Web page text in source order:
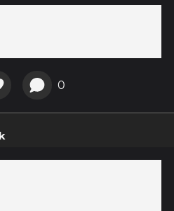
0